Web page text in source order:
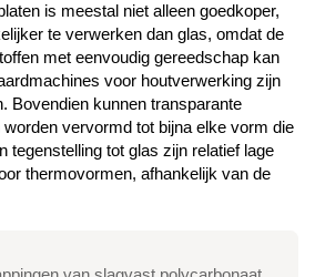
is meestal niet alleen goedkoper,
te verwerken dan glas, omdat de
met eenvoudig gereedschap kan
voor houtverwerking zijn
Bovendien kunnen transparante
vervormd tot bijna elke vorm die
tegenstelling tot glas zijn relatief lage
thermovormen, afhankelijk van de